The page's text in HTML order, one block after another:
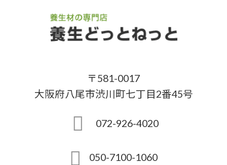
〒581-0017
大阪府八尾市渋川町七丁目2番45号
072-926-4020
050-7100-1060